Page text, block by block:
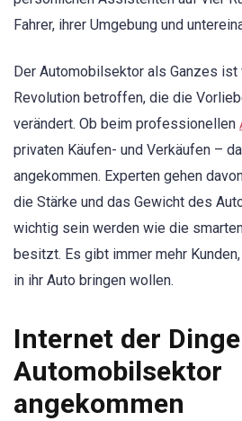
Fahrer, ihrer Umgebung und
Der Automobilsektor als Ganzes
Revolution betroffen, die die
verändert. Ob beim professionellen
privaten Käufen- und Verkäufen –
angekommen. Experten gehen
die Stärke und das Gewicht des
wichtig sein werden wie die
besitzt. Es gibt immer mehr
in ihr Auto bringen wollen.
Internet der
Automobilsektor
angekommen